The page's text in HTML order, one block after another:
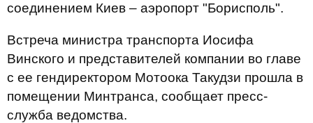
соединением Киев – аэропорт "Борисполь".
Встреча министра транспорта Иосифа
Винского и представителей компании во главе
с ее гендиректором Мотоока Такудзи прошла в
помещении Минтранса, сообщает пресс-
служба ведомства.